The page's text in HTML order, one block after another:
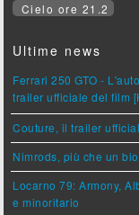
Cielo ore 21.2
Ultime news
Ferrari 250 GTO -
trailer ufficiale del film
Couture, il trailer
Nimrods, più che un
Locarno 79: Armony,
e minoritario